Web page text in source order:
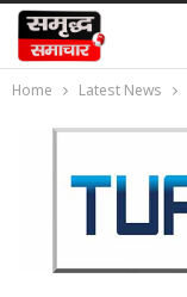
Home Latest News